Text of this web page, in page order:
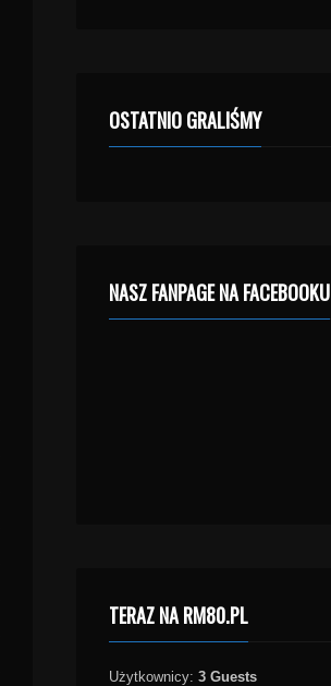
OSTATNIO GRALIŚMY
NASZ FANPAGE NA FACEBOOKU
TERAZ NA RM80.PL
Użytkownicy: 3 Guests